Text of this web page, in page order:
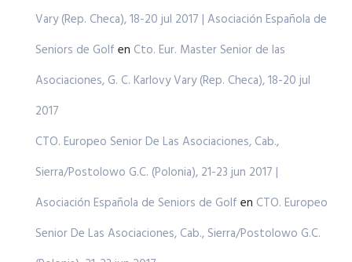
Vary (Rep. Checa), 18-20 jul 2017 | Asociación Española de
Seniors de Golf en Cto. Eur. Master Senior de las
Asociaciones, G. C. Karlovy Vary (Rep. Checa), 18-20 jul
2017
CTO. Europeo Senior De Las Asociaciones, Cab.,
Sierra/Postolowo G.C. (Polonia), 21-23 jun 2017 |
Asociación Española de Seniors de Golf en CTO. Europeo
Senior De Las Asociaciones, Cab., Sierra/Postolowo G.C.